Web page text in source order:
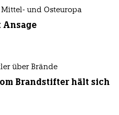
und Osteuropa
über Brände
Brandstifter hält sich